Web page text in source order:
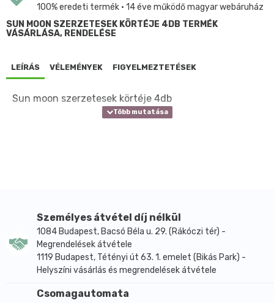
100% eredeti termék • 14 éve működő magyar webáruház
SUN MOON SZERZETESEK KÖRTÉJE 4DB TERMÉK
VÁSÁRLÁSA, RENDELÉSE
LEÍRÁS VÉLEMÉNYEK FIGYELMEZTETÉSEK
Sun moon szerzetesek körtéje 4db
Személyes átvétel díj nélkül
1084 Budapest, Bacsó Béla u. 29. (Rákóczi tér) -
Megrendelések átvétele
1119 Budapest, Tétényi út 63. 1. emelet (Bikás Park) -
Helyszíni vásárlás és megrendelések átvétele
Csomagautomata